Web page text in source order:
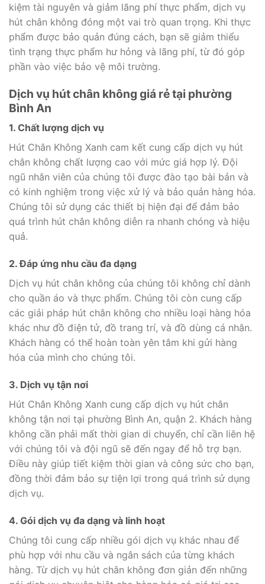
kiệm tài nguyên và giảm lãng phí thực phẩm, dịch vụ
hút chân không đóng một vai trò quan trọng. Khi thực
phẩm được bảo quản đúng cách, bạn sẽ giảm thiểu
tình trạng thực phẩm hư hỏng và lãng phí, từ đó góp
phần vào việc bảo vệ môi trường.
Dịch vụ hút chân không giá rẻ tại phường
Bình An
1. Chất lượng dịch vụ
Hút Chân Không Xanh cam kết cung cấp dịch vụ hút
chân không chất lượng cao với mức giá hợp lý. Đội
ngũ nhân viên của chúng tôi được đào tạo bài bản và
có kinh nghiệm trong việc xử lý và bảo quản hàng hóa.
Chúng tôi sử dụng các thiết bị hiện đại để đảm bảo
quá trình hút chân không diễn ra nhanh chóng và hiệu
quả.
2. Đáp ứng nhu cầu đa dạng
Dịch vụ hút chân không của chúng tôi không chỉ dành
cho quần áo và thực phẩm. Chúng tôi còn cung cấp
các giải pháp hút chân không cho nhiều loại hàng hóa
khác như đồ điện tử, đồ trang trí, và đồ dùng cá nhân.
Khách hàng có thể hoàn toàn yên tâm khi gửi hàng
hóa của mình cho chúng tôi.
3. Dịch vụ tận nơi
Hút Chân Không Xanh cung cấp dịch vụ hút chân
không tận nơi tại phường Bình An, quận 2. Khách hàng
không cần phải mất thời gian di chuyển, chỉ cần liên hệ
với chúng tôi và đội ngũ sẽ đến ngay để hỗ trợ bạn.
Điều này giúp tiết kiệm thời gian và công sức cho bạn,
đồng thời đảm bảo sự tiện lợi trong quá trình sử dụng
dịch vụ.
4. Gói dịch vụ đa dạng và linh hoạt
Chúng tôi cung cấp nhiều gói dịch vụ khác nhau để
phù hợp với nhu cầu và ngân sách của từng khách
hàng. Từ dịch vụ hút chân không đơn giản đến những